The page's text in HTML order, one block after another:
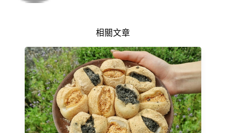
相關文章